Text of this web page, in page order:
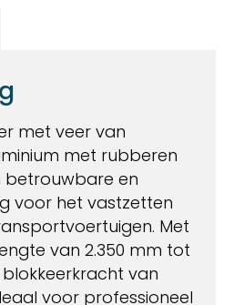
met veer van
met rubberen
betrouwbare en
voor het vastzetten
Met
van 2.350 mm tot
van
voor professioneel